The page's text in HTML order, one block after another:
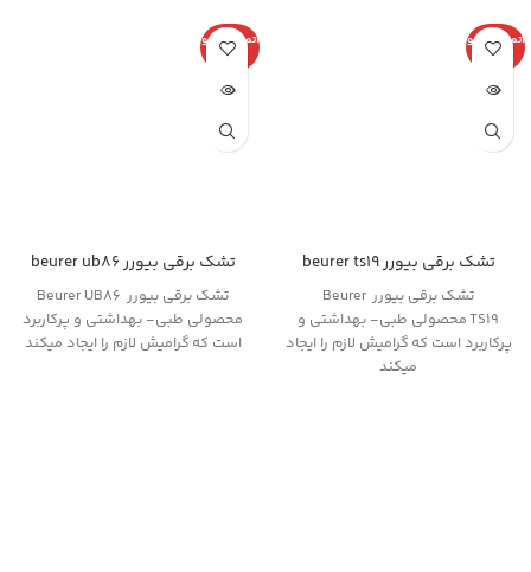
اتمام موجو
دی
تشک برقی بیورر beurer ts19
تشک برقی بیورر Beurer
TS19 محصولی طبی- بهداشتی و
پرکاربرد است که گرامیش لازم را ایجاد
میکند
اتمام موجو
دی
تشک برقی بیورر beurer ub86
تشک برقی بیورر Beurer UB86
محصولی طبی- بهداشتی و پرکاربرد
است که گرامیش لازم را ایجاد میکند